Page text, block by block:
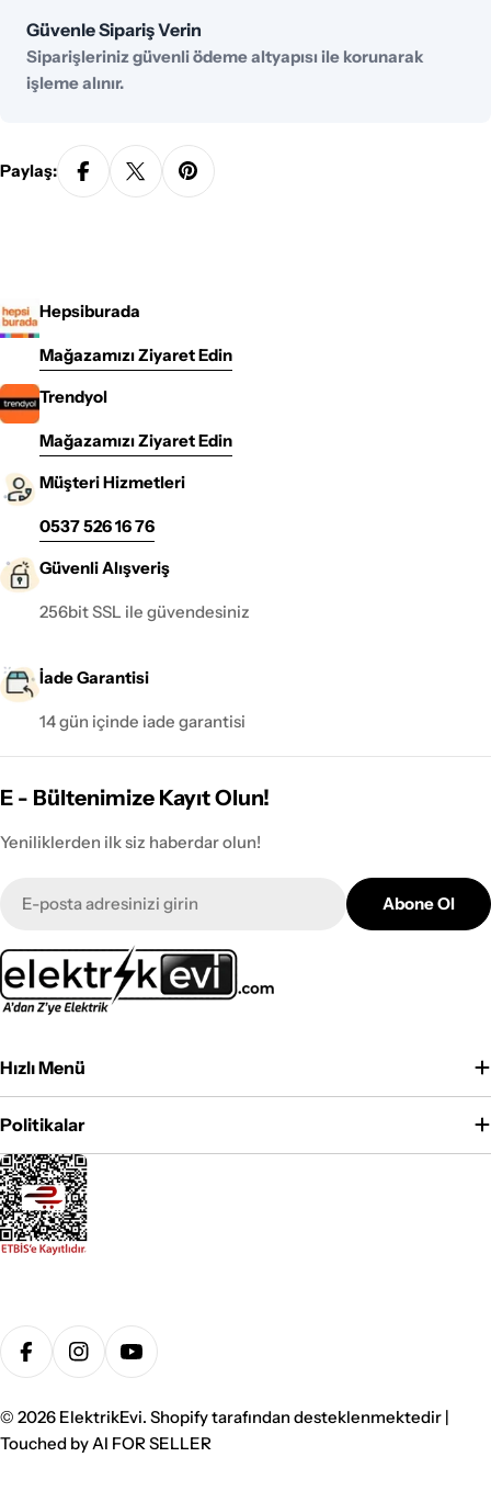
Güvenle Sipariş Verin
Ödeme
yöntemleri
Siparişleriniz güvenli ödeme altyapısı ile korunarak
işleme alınır.
Paylaş:
Hepsiburada
Mağazamızı Ziyaret Edin
Trendyol
Mağazamızı Ziyaret Edin
Müşteri Hizmetleri
0537 526 16 76
Güvenli Alışveriş
256bit SSL ile güvendesiniz
İade Garantisi
14 gün içinde iade garantisi
Hızlı Menü
Politikalar
E - Bültenimize Kayıt Olun!
Yeniliklerden ilk siz haberdar olun!
posta
Abone Ol
Ödeme
yöntemleri
FacebookInstagramYouTube
© 2026 ElektrikEvi. Shopify tarafından desteklenmektedir |
Touched byAI FOR SELLER